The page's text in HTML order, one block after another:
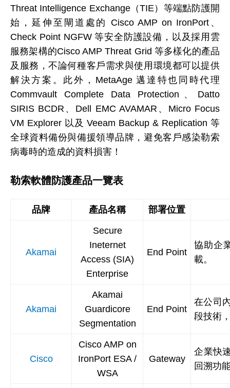
Threat Intelligence Exchange（TIE）等端點防護開
始，延伸至閘道處的 Cisco AMP on IronPort、
Check Point NGFW 等安全防護設備，以及採用雲
服務架構的Cisco AMP Threat Grid 等多樣化的產品
及服務，不論何種客戶需求與使用環境都可以提供
解決方案。此外，MetaAge 邁達特也同時代理
Commvault Complete Data Protection、Datto
SIRIS BCDR、Dell EMC AVAMAR、Micro Focus
VM Explorer 以及 Veeam Backup & Replication 等
全球資料備份與備援領導品牌，避免客戶感染勒索
病毒時的造成的資料損害！
勒索軟體防護產品一覽表
品牌 產品名稱 部署位置
Akamai
Secure
Ineternet
Access (SIA)
Enterprise
End Point
協助企
載。
Akamai
Akamai
Guardicore
Segmentation
End Point
在公司
段技術
Cisco
Cisco AMP on
IronPort ESA /
WSA
Gateway
企業快
回溯功